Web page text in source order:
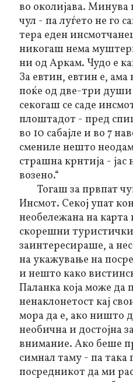
во околијава.
чул - па луѓето не го
тера еден
никогаш нема
ни од Аркам. Чудо е
За евтин, евтин е,
поќе од две-три души
секогаш се саде
плоштадот - пред
во 10 сабајле и во 7
смениле нешто
страшна крнтија -
возено.“
Тогаш за првпат
Инсмот. Секој упат
необележана на
скорешни
заинтересираше, а
на укажување на
и нешто како
Паланка која може да
ненаклонетост кај
мора да е, ако ништо
необична и достојна
внимание. Ако беше
симнал таму - па така
посредникот да ми